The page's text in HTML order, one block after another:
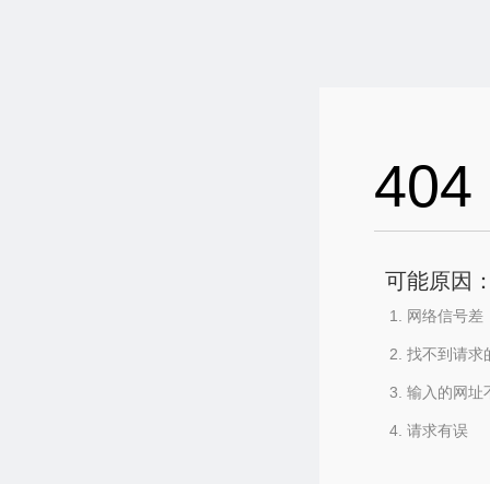
404
可能原因
网络信号差
找不到请求
输入的网址
请求有误